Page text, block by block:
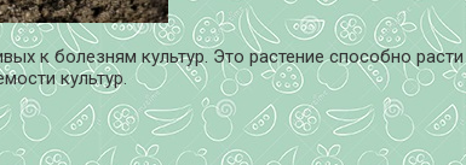
к болезням культур. Это растение способно
культур.